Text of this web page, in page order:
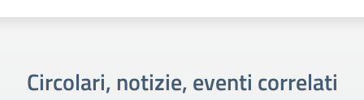
Circolari, notizie, eventi correlati